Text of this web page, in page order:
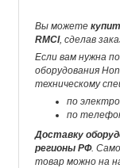
Вы можете
RMCI, сделав
Если вам нужна
оборудования
техническому
по
по
Доставку
регионы РФ.
товар можно на